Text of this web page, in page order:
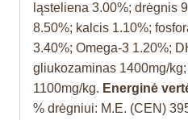
ląsteliena 3.00%; drėgnis
8.50%; kalcis 1.10%;
3.40%; Omega-3 1.20%;
gliukozaminas 1400mg/
1100mg/kg. Energinė
% drėgniui: M.E. (CEN)